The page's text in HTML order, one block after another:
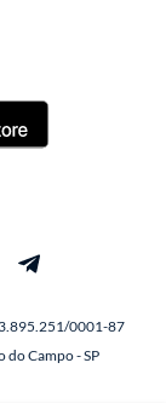
0001-87
do Campo - SP